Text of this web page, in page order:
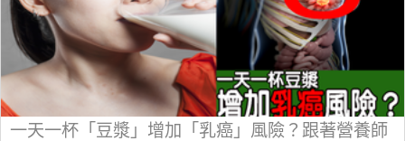
一天一杯「豆漿」增加「乳癌」風險？跟著營養師